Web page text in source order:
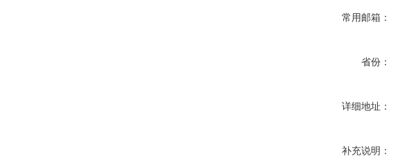
常用邮箱：
省份：
详细地址：
补充说明：